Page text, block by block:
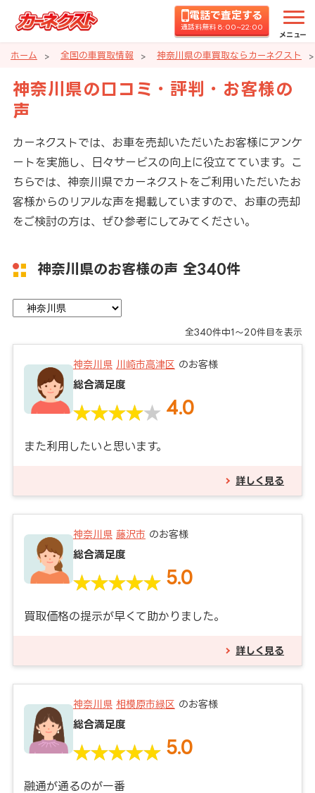
電話で査定する
通話料無料 8:00~22:00
メニュー
ホーム 全国の車買取情報 神奈川県の車買取ならカーネクスト
神奈川県の口コミ・評判・お客様の
声
カーネクストでは、お車を売却いただいたお客様にアンケ
ートを実施し、日々サービスの向上に役立てています。こ
ちらでは、神奈川県でカーネクストをご利用いただいたお
客様からのリアルな声を掲載していますので、お車の売却
をご検討の方は、ぜひ参考にしてみてください。
神奈川県のお客様の声 全340件
全340件中1～20件目を表示
神奈川県 川崎市高津区 のお客様
総合満足度
4.0
また利用したいと思います。
詳しく見る
神奈川県 藤沢市 のお客様
総合満足度
5.0
買取価格の提示が早くて助かりました。
詳しく見る
神奈川県 相模原市緑区 のお客様
総合満足度
5.0
融通が通るのが一番